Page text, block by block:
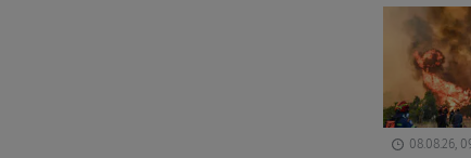
08.08.26,